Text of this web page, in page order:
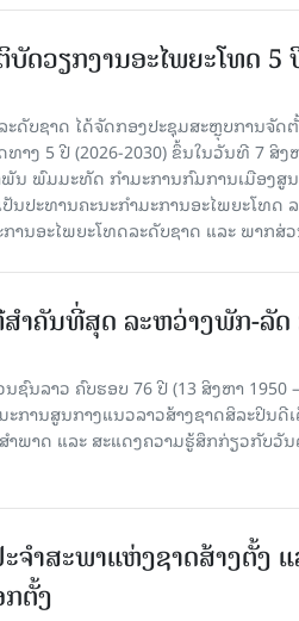
ດວຽກງານອະໄພຍະໂທດ 5
ະດັບຊາດ ໄດ້ຈັດກອງປະຊຸມສະຫຼຸບການຈັດ
ທາງ 5 ປີ (2026-2030) ຂຶ້ນໃນວັນທີ 7
ນ ພົມມະທັດ ກຳມະການກົມການເມືອງ
ນປະທານຄະນະກຳມະການອະໄພຍະໂທດ
ານອະໄພຍະໂທດລະດັບຊາດ ແລະ ພາກສ່
າຄັນທີ່ສຸດ ລະຫວ່າງພັກ-ລັດ
ຊົນລາວ ຄົບຮອບ 76 ປີ (13 ສິງຫາ 1950
ການສູນກາງແນວລາວສ້າງຊາດສິລະປິນດີ
າພາດ ແລະ ສະແດງຄວາມຮູ້ສຶກກ່ຽວກັບ
ຈໍາສະພາແຫ່ງຊາດສ້າງຕັ້ງ
ຕັ້ງ